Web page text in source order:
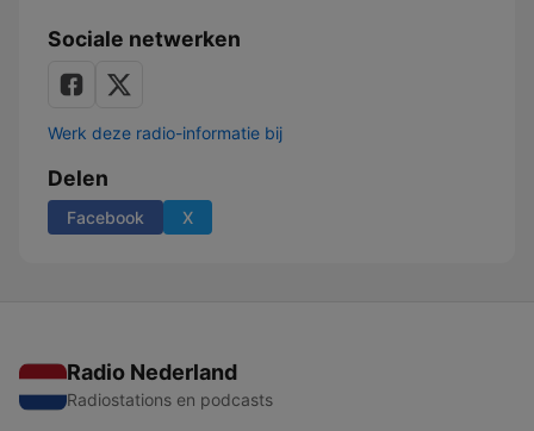
Sociale netwerken
Werk deze radio-informatie bij
Delen
Facebook X
Radio Nederland
Radiostations en podcasts